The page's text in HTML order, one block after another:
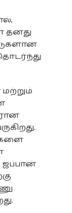
தனது
ஜப்பான்